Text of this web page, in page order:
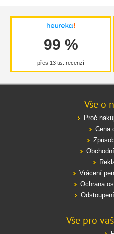
99 %
přes 13 tis. recenzí
Vše o
Proč
Cena
Vrácení
Ochrana
Vše pro